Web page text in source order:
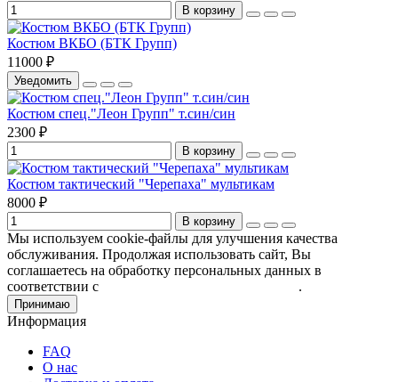
В корзину
Костюм ВКБО (БТК Групп)
11000 ₽
Уведомить
Костюм спец."Леон Групп" т.син/син
2300 ₽
В корзину
Костюм тактический "Черепаха" мультикам
8000 ₽
В корзину
Мы используем cookie-файлы для улучшения качества
обслуживания. Продолжая использовать сайт, Вы
соглашаетесь на обработку персональных данных в
соответствии с
.
Принимаю
Информация
FAQ
О нас